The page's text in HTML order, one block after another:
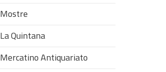
Mostre
La Quintana
Mercatino Antiquariato